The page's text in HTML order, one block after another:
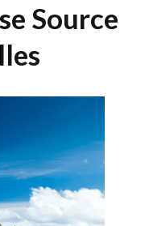
Source